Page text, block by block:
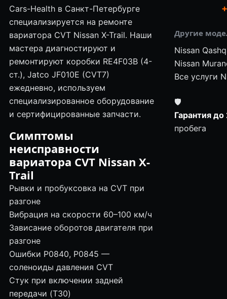
Cars-Health в Санкт-Петербурге
специализируется на ремонте
вариатора CVT Nissan X-Trail. Наши
мастера диагностируют и
ремонтируют коробки RE4F03B (4-
ст.), Jatco JF010E (CVT7)
ежедневно, используем
специализированное оборудование
и сертифицированные запчасти.
Симптомы
неисправности
вариатора CVT Nissan X-
Trail
Рывки и пробуксовка на CVT при
разгоне
Вибрация на скорости 60–100 км/ч
Зависание оборотов двигателя при
разгоне
Ошибки P0840, P0845 —
соленоиды давления CVT
Стук при включении задней
передачи (T30)
Другие
Nissan
Nissan
Все услуги
🛡
Гарантия до
пробега